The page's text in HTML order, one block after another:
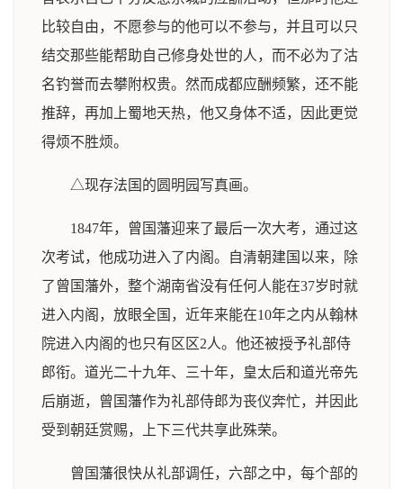
比较自由，不愿参与的他可以不参与，并且可以只
结交那些能帮助自己修身处世的人，而不必为了沽
名钓誉而去攀附权贵。然而成都应酬频繁，还不能
推辞，再加上蜀地天热，他又身体不适，因此更觉
得烦不胜烦。
△现存法国的圆明园写真画。
1847年，曾国藩迎来了最后一次大考，通过这
次考试，他成功进入了内阁。自清朝建国以来，除
了曾国藩外，整个湖南省没有任何人能在37岁时就
进入内阁，放眼全国，近年来能在10年之内从翰林
院进入内阁的也只有区区2人。他还被授予礼部侍
郎衔。道光二十九年、三十年，皇太后和道光帝先
后崩逝，曾国藩作为礼部侍郎为丧仪奔忙，并因此
受到朝廷赏赐，上下三代共享此殊荣。
曾国藩很快从礼部调任，六部之中，每个部的